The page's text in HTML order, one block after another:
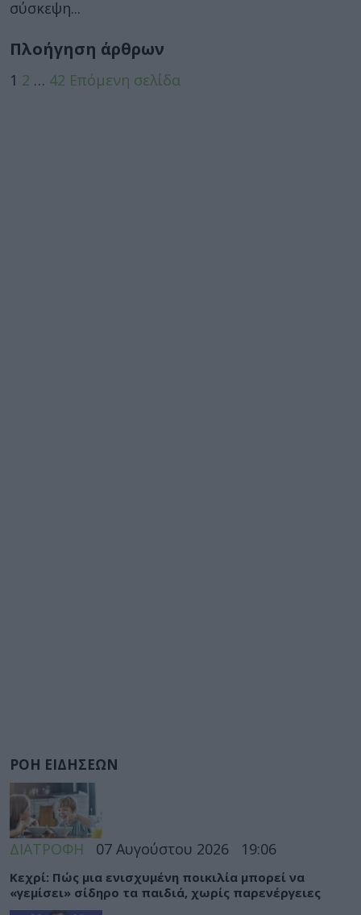
σύσκεψη...
Πλοήγηση άρθρων
1 2 … 42 Επόμενη σελίδα
ΡΟΗ ΕΙΔΗΣΕΩΝ
ΔΙΑΤΡΟΦΗ 07 Αυγούστου 2026 19:06
Κεχρί: Πώς μια ενισχυμένη ποικιλία μπορεί να
«γεμίσει» σίδηρο τα παιδιά, χωρίς παρενέργειες